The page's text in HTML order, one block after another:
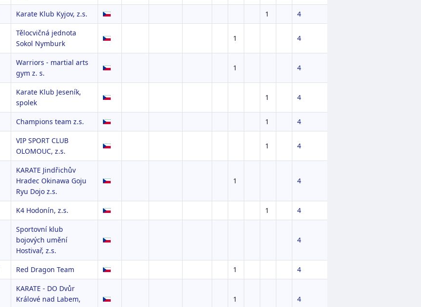
Karate Klub Kyjov, z.s. 1 4
Tělocvičná jednota
Sokol Nymburk
1 4
Warriors - martial arts
gym z. s.
1 4
Karate Klub Jeseník,
spolek
1 4
Champions team z.s. 1 4
VIP SPORT CLUB
OLOMOUC, z.s.
1 4
KARATE Jindřichův
Hradec Okinawa Goju
Ryu Dojo z.s.
1 4
K4 Hodonín, z.s. 1 4
Sportovní klub
bojových umění
Hostivař, z.s.
4
Red Dragon Team 1 4
KARATE - DO Dvůr
Králové nad Labem,
1 4